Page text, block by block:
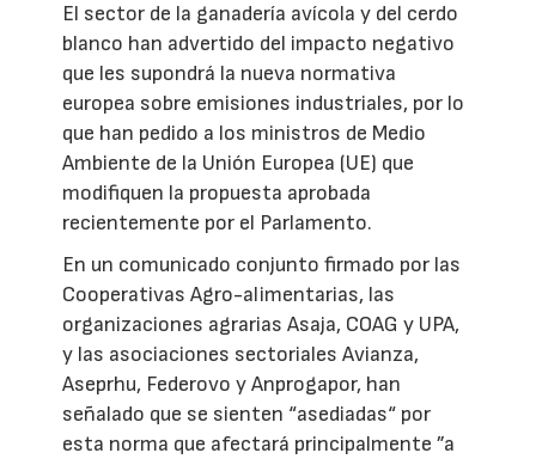
El sector de la ganadería avícola y del cerdo
blanco han advertido del impacto negativo
que les supondrá la nueva normativa
europea sobre emisiones industriales, por lo
que han pedido a los ministros de Medio
Ambiente de la Unión Europea (UE) que
modifiquen la propuesta aprobada
recientemente por el Parlamento.
En un comunicado conjunto firmado por las
Cooperativas Agro-alimentarias, las
organizaciones agrarias Asaja, COAG y UPA,
y las asociaciones sectoriales Avianza,
Aseprhu, Federovo y Anprogapor, han
señalado que se sienten “asediadas“ por
esta norma que afectará principalmente ”a